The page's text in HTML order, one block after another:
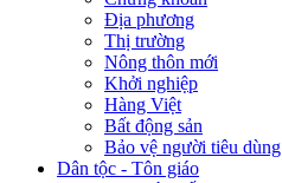
Địa phương
Thị trường
Nông thôn mới
Khởi nghiệp
Hàng Việt
Bất động sản
Bảo vệ người tiêu dùng
Dân tộc - Tôn giáo